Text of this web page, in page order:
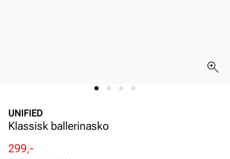
UNIFIED
Klassisk ballerinasko
Rabattert
299,-
Ordinær